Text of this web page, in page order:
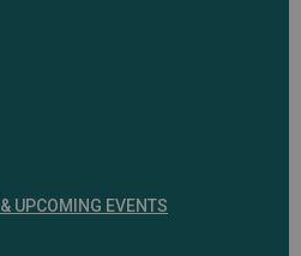
UPCOMING EVENTS